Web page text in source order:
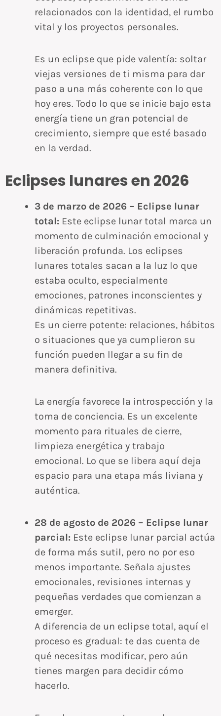
relacionados con la identidad, el rumbo
vital y los proyectos personales.
Es un eclipse que pide valentía: soltar
viejas versiones de ti misma para dar
paso a una más coherente con lo que
hoy eres. Todo lo que se inicie bajo esta
energía tiene un gran potencial de
crecimiento, siempre que esté basado
en la verdad.
Eclipses lunares en 2026
3 de marzo de 2026 – Eclipse lunar
total: Este eclipse lunar total marca un
momento de culminación emocional y
liberación profunda. Los eclipses
lunares totales sacan a la luz lo que
estaba oculto, especialmente
emociones, patrones inconscientes y
dinámicas repetitivas.
Es un cierre potente: relaciones, hábitos
o situaciones que ya cumplieron su
función pueden llegar a su fin de
manera definitiva.
La energía favorece la introspección y la
toma de conciencia. Es un excelente
momento para rituales de cierre,
limpieza energética y trabajo
emocional. Lo que se libera aquí deja
espacio para una etapa más liviana y
auténtica.
28 de agosto de 2026 – Eclipse lunar
parcial: Este eclipse lunar parcial actúa
de forma más sutil, pero no por eso
menos importante. Señala ajustes
emocionales, revisiones internas y
pequeñas verdades que comienzan a
emerger.
A diferencia de un eclipse total, aquí el
proceso es gradual: te das cuenta de
qué necesitas modificar, pero aún
tienes margen para decidir cómo
hacerlo.